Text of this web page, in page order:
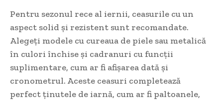
Pentru sezonul rece al iernii, ceasurile cu un
aspect solid și rezistent sunt recomandate.
Alegeți modele cu cureaua de piele sau metalică
în culori închise și cadranuri cu funcții
suplimentare, cum ar fi afișarea dată și
cronometrul. Aceste ceasuri completează
perfect ținutele de iarnă, cum ar fi paltoanele,